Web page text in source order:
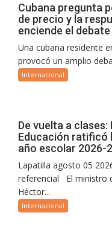
Cubana pregunta
de precio y la
enciende el debate
Una cubana residente
provocó un amplio
Internacional
De vuelta a
Educación ratificó
año escolar 2026-
Lapatilla agosto 05
referencial El ministro
Héctor...
Internacional